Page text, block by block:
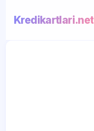
Kredikartlari.net